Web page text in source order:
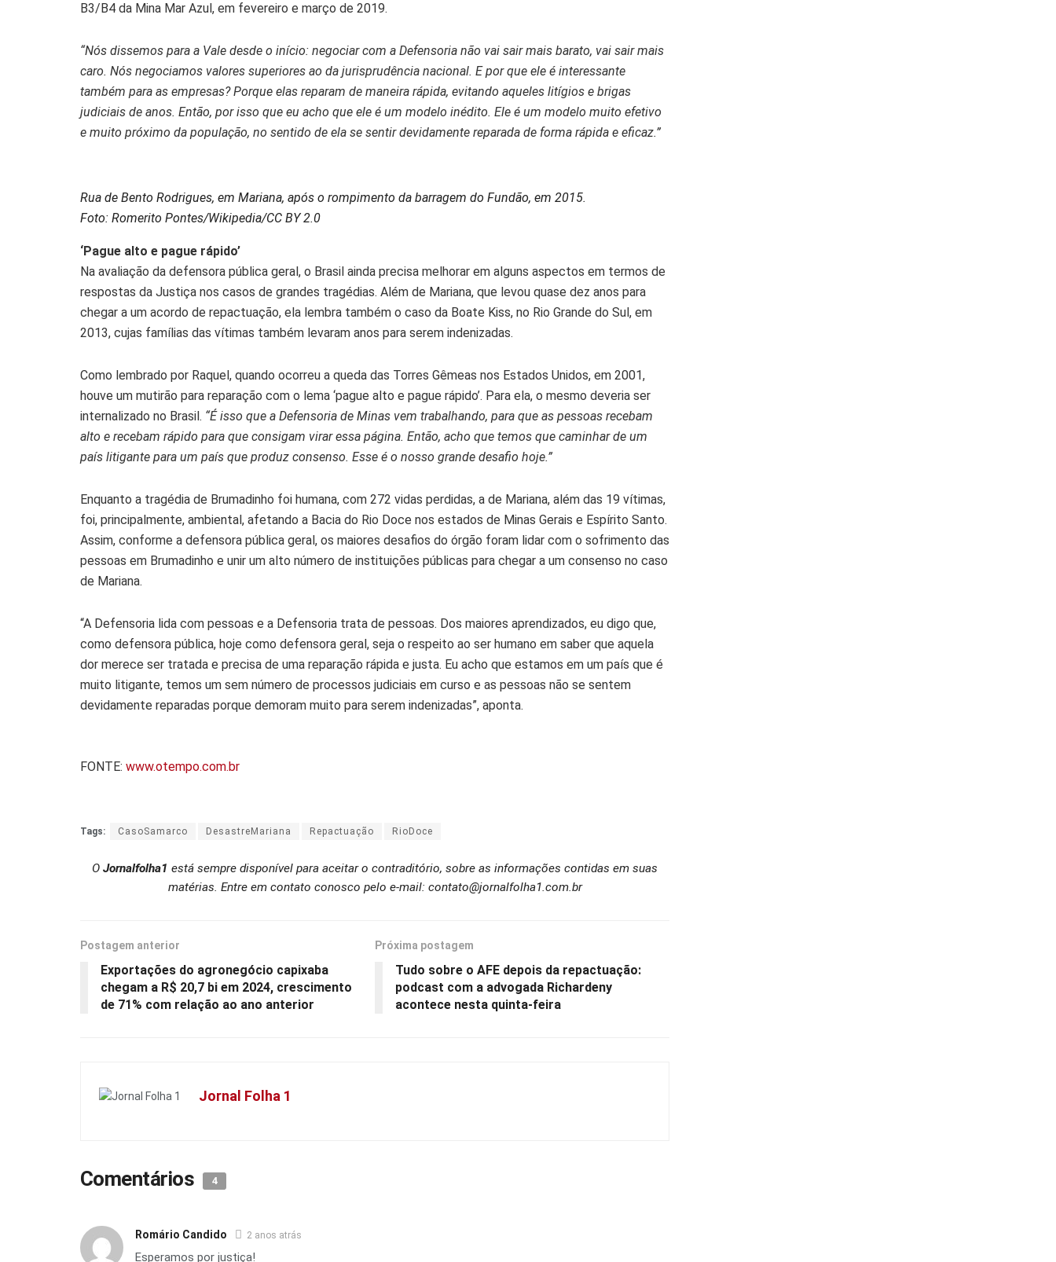
B3/B4 da Mina Mar Azul, em fevereiro e março de 2019.
“Nós dissemos para a Vale desde o início: negociar com a Defensoria não vai sair mais barato, vai sair mais
caro. Nós negociamos valores superiores ao da jurisprudência nacional. E por que ele é interessante
também para as empresas? Porque elas reparam de maneira rápida, evitando aqueles litígios e brigas
judiciais de anos. Então, por isso que eu acho que ele é um modelo inédito. Ele é um modelo muito efetivo
e muito próximo da população, no sentido de ela se sentir devidamente reparada de forma rápida e eficaz.”
Rua de Bento Rodrigues, em Mariana, após o rompimento da barragem do Fundão, em 2015.
Foto: Romerito Pontes/Wikipedia/CC BY 2.0
‘Pague alto e pague rápido’
Na avaliação da defensora pública geral, o Brasil ainda precisa melhorar em alguns aspectos em termos de
respostas da Justiça nos casos de grandes tragédias. Além de Mariana, que levou quase dez anos para
chegar a um acordo de repactuação, ela lembra também o caso da Boate Kiss, no Rio Grande do Sul, em
2013, cujas famílias das vítimas também levaram anos para serem indenizadas.
Como lembrado por Raquel, quando ocorreu a queda das Torres Gêmeas nos Estados Unidos, em 2001,
houve um mutirão para reparação com o lema ‘pague alto e pague rápido’. Para ela, o mesmo deveria ser
internalizado no Brasil. “É isso que a Defensoria de Minas vem trabalhando, para que as pessoas recebam
alto e recebam rápido para que consigam virar essa página. Então, acho que temos que caminhar de um
país litigante para um país que produz consenso. Esse é o nosso grande desafio hoje.”
Enquanto a tragédia de Brumadinho foi humana, com 272 vidas perdidas, a de Mariana, além das 19 vítimas,
foi, principalmente, ambiental, afetando a Bacia do Rio Doce nos estados de Minas Gerais e Espírito Santo.
Assim, conforme a defensora pública geral, os maiores desafios do órgão foram lidar com o sofrimento das
pessoas em Brumadinho e unir um alto número de instituições públicas para chegar a um consenso no caso
de Mariana.
“A Defensoria lida com pessoas e a Defensoria trata de pessoas. Dos maiores aprendizados, eu digo que,
como defensora pública, hoje como defensora geral, seja o respeito ao ser humano em saber que aquela
dor merece ser tratada e precisa de uma reparação rápida e justa. Eu acho que estamos em um país que é
muito litigante, temos um sem número de processos judiciais em curso e as pessoas não se sentem
devidamente reparadas porque demoram muito para serem indenizadas”, aponta.
FONTE: www.otempo.com.br
Tags: CasoSamarco DesastreMariana Repactuação RioDoce
O Jornalfolha1 está sempre disponível para aceitar o contraditório, sobre as informações contidas em suas
matérias. Entre em contato conosco pelo e-mail: contato@jornalfolha1.com.br
Postagem anterior
Exportações do agronegócio capixaba
chegam a R$ 20,7 bi em 2024, crescimento
de 71% com relação ao ano anterior
Próxima postagem
Tudo sobre o AFE depois da repactuação:
podcast com a advogada Richardeny
acontece nesta quinta-feira
Jornal Folha 1
Comentários 4
Romário Candido 2 anos atrás
Esperamos por justiça!